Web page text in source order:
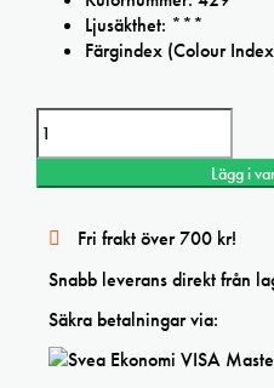
Ljusäkthet: ***
Färgindex (Colour
Lägg i
Fri frakt över 700 kr!
Snabb leverans direkt från
Säkra betalningar via: